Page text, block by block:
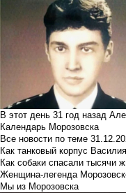
В этот день 31 год назад
Календарь Морозовска
Все новости по теме
Как танковый корпус
Как собаки спасали тысячи
Женщина-легенда
Мы из Морозовска